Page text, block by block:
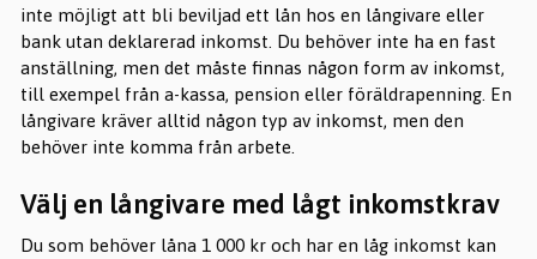
inte möjligt att bli beviljad ett lån hos en långivare eller
bank utan deklarerad inkomst. Du behöver inte ha en fast
anställning, men det måste finnas någon form av inkomst,
till exempel från a-kassa, pension eller föräldrapenning. En
långivare kräver alltid någon typ av inkomst, men den
behöver inte komma från arbete.
Välj en långivare med lågt inkomstkrav
Du som behöver låna 1 000 kr och har en låg inkomst kan